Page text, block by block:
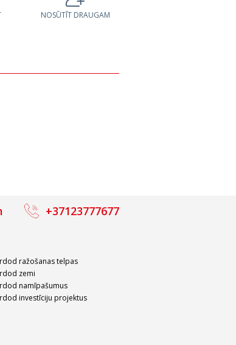
NOSŪTĪT DRAUGAM
+37123777677
ražošanas telpas
zemi
namīpašumus
investīciju projektus